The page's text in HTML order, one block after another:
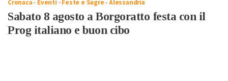
Cronaca- Eventi -Feste e Sagre-Alessandria
Sabato 8 agosto a Borgoratto festa con il
Prog italiano e buon cibo